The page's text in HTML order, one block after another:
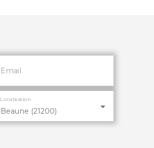
Email
Beaune (21200)
Localisation